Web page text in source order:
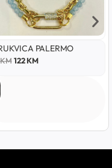
PALERMO
KM 122KM